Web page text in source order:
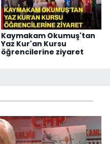
Kaymakam Okumuş'tan
Yaz Kur'an Kursu
öğrencilerine ziyaret